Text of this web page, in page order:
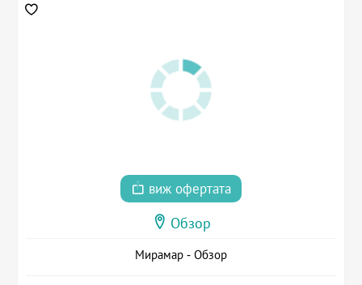
виж офертата
Обзор
Мирамар - Обзор